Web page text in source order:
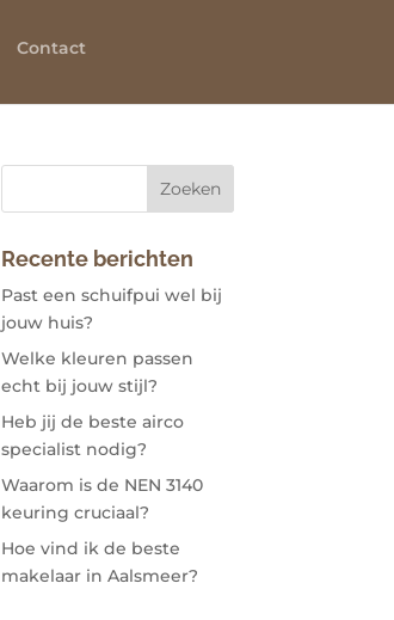
Contact
Recente berichten
Past een schuifpui wel bij
jouw huis?
Welke kleuren passen
echt bij jouw stijl?
Heb jij de beste airco
specialist nodig?
Waarom is de NEN 3140
keuring cruciaal?
Hoe vind ik de beste
makelaar in Aalsmeer?